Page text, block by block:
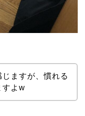
ますが、慣れる
すよw